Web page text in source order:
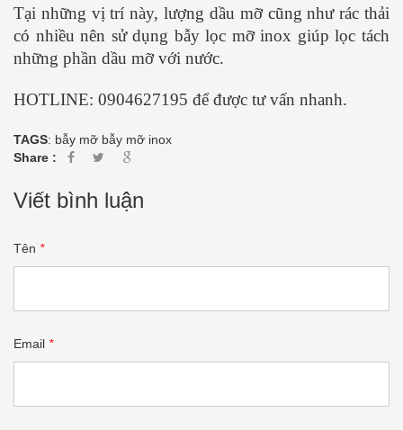
Tại những vị trí này, lượng dầu mỡ cũng như rác thải
có nhiều nên sử dụng bẫy lọc mỡ inox giúp lọc tách
những phần dầu mỡ với nước.
HOTLINE: 0904627195 để được tư vấn nhanh.
TAGS: bẫy mỡ bẫy mỡ inox
Share :
Viết bình luận
Tên *
Email *